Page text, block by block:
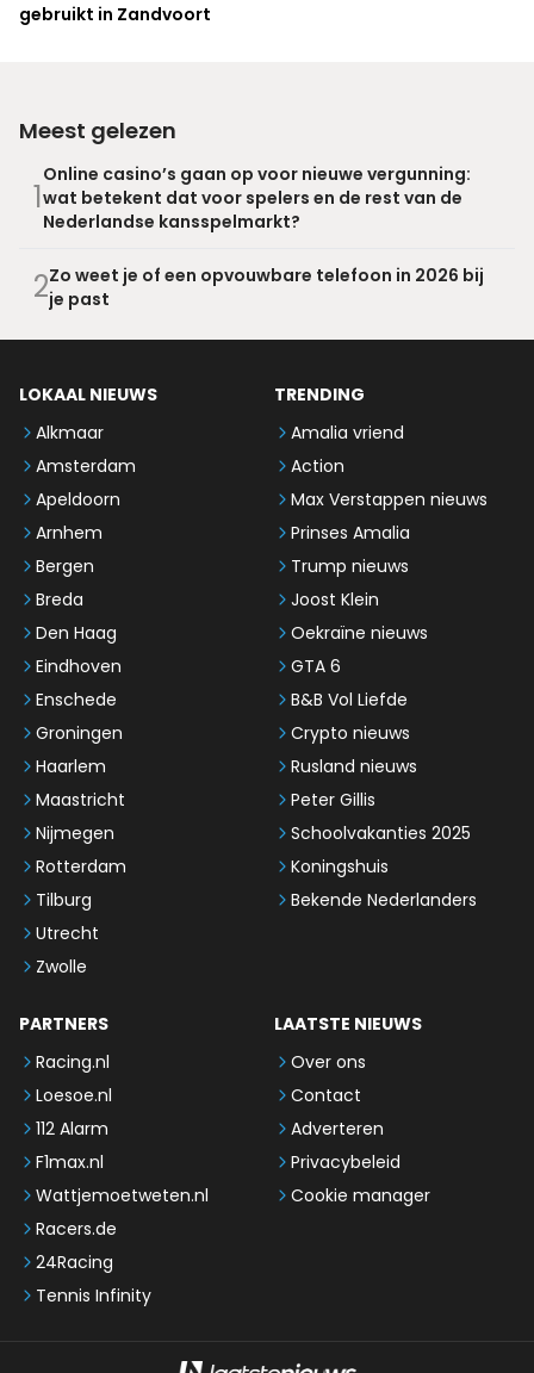
gebruikt in Zandvoort
Meest gelezen
1
Online casino’s gaan op voor nieuwe vergunning:
wat betekent dat voor spelers en de rest van de
Nederlandse kansspelmarkt?
2Zo weet je of een opvouwbare telefoon in 2026 bij
je past
LOKAAL NIEUWS
Alkmaar
Amsterdam
Apeldoorn
Arnhem
Bergen
Breda
Den Haag
Eindhoven
Enschede
Groningen
Haarlem
Maastricht
Nijmegen
Rotterdam
Tilburg
Utrecht
Zwolle
TRENDING
Amalia vriend
Action
Max Verstappen nieuws
Prinses Amalia
Trump nieuws
Joost Klein
Oekraïne nieuws
GTA 6
B&B Vol Liefde
Crypto nieuws
Rusland nieuws
Peter Gillis
Schoolvakanties 2025
Koningshuis
Bekende Nederlanders
PARTNERS
Racing.nl
Loesoe.nl
112 Alarm
F1max.nl
Wattjemoetweten.nl
Racers.de
24Racing
Tennis Infinity
LAATSTE NIEUWS
Over ons
Contact
Adverteren
Privacybeleid
Cookie manager